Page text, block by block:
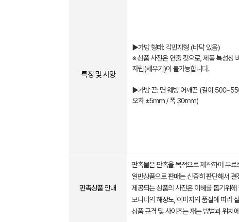
특징 및 사양
▶가방 형태: 각민자형 (바닥 있음)
※ 상품 사진은 연출 컷으로, 제품 특성상
자립(세우기)이 불가능합니다.
▶가방 끈: 면 웨빙 어깨끈 (길이
오차 ±5mm / 폭 30mm)
판촉상품 안내
판촉물은 판촉을 목적으로 제작하여 무료
일반상품으로 판매는 신중히 판단해서 결
제공되는 상품의 사진은 이해를 돕기위
모니터의 해상도, 이미지의 품질에 따라
상품 규격 및 사이즈는 재는 방법과 위치